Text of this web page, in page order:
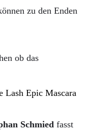
zu den Enden
ob das
Schmied fasst